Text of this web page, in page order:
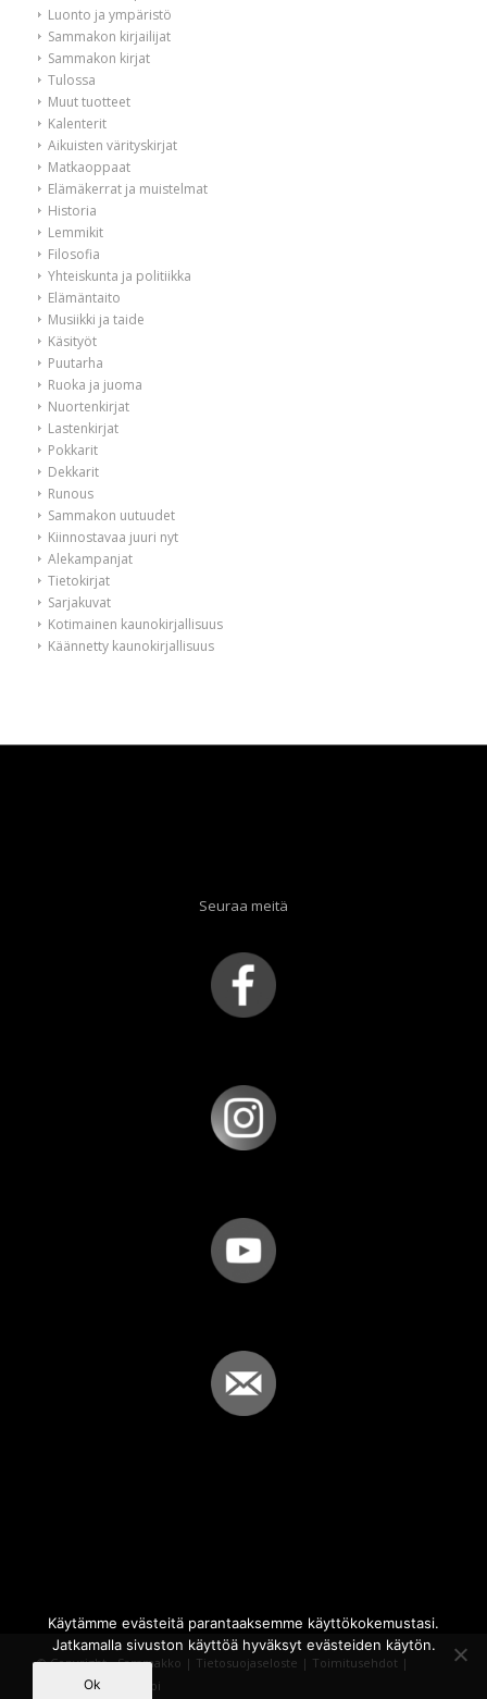
Luonto ja ympäristö
Sammakon kirjailijat
Sammakon kirjat
Tulossa
Muut tuotteet
Kalenterit
Aikuisten värityskirjat
Matkaoppaat
Elämäkerrat ja muistelmat
Historia
Lemmikit
Filosofia
Yhteiskunta ja politiikka
Elämäntaito
Musiikki ja taide
Käsityöt
Puutarha
Ruoka ja juoma
Nuortenkirjat
Lastenkirjat
Pokkarit
Dekkarit
Runous
Sammakon uutuudet
Kiinnostavaa juuri nyt
Alekampanjat
Tietokirjat
Sarjakuvat
Kotimainen kaunokirjallisuus
Käännetty kaunokirjallisuus
Seuraa meitä
© Copyright - Sammakko | Tietosuojaseloste | Toimitusehdot |
Powered by
iQWebbi
Käytämme evästeitä parantaaksemme käyttökokemustasi.
Jatkamalla sivuston käyttöä hyväksyt evästeiden käytön.
Ok